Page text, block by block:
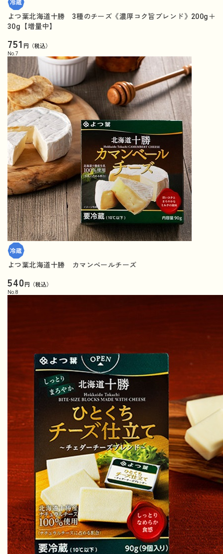
よつ葉北海道十勝 3種のチーズ《濃厚コク旨ブレンド》200g＋
30g【増量中】
751 円（税込）
No. 7
よつ葉北海道十勝 カマンベールチーズ
540円（税込）
No. 8